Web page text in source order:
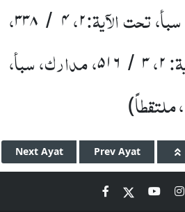
تحت الآیۃ:۲،۴ / ۳۳۸،
۲،۳ / ۵۱۶، مدارک، سبأ،
، ملتقطاً)
Next Ayat Prev Ayat